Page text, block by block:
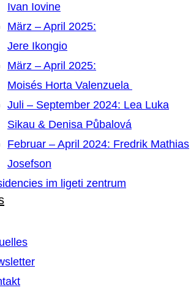
Ivan Iovine
März – April 2025:
Jere Ikongio
März – April 2025:
Moisés Horta Valenzuela
Juli – September 2024: Lea Luka
Sikau & Denisa Půbalová
Februar – April 2024: Fredrik Mathias
Josefson
im ligeti zentrum